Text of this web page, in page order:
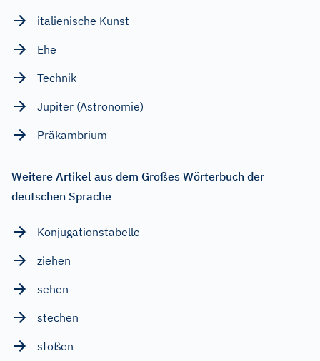
italienische Kunst
Ehe
Technik
Jupiter (Astronomie)
Präkambrium
Weitere Artikel aus dem Großes Wörterbuch der
deutschen Sprache
Konjugationstabelle
ziehen
sehen
stechen
stoßen